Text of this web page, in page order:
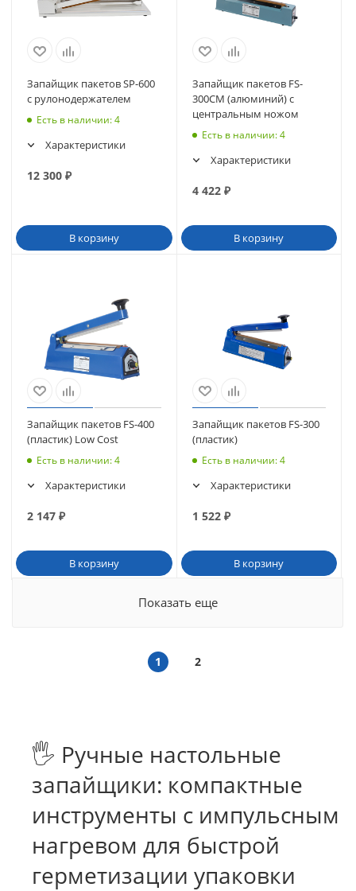
Запайщик пакетов SP-600
с рулонодержателем
Есть в наличии: 4
Характеристики
12 300 ₽
В корзину
Запайщик пакетов FS-
300CM (алюминий) с
центральным ножом
Есть в наличии: 4
Характеристики
4 422₽
В корзину
Запайщик пакетов FS-400
(пластик) Low Cost
Есть в наличии: 4
Характеристики
2 147 ₽
В корзину
Запайщик пакетов FS-300
(пластик)
Есть в наличии: 4
Характеристики
1 522₽
В корзину
Показать еще
1 2
🖐️ Ручные настольные
запайщики: компактные
инструменты с импульсным
нагревом для быстрой
герметизации упаковки